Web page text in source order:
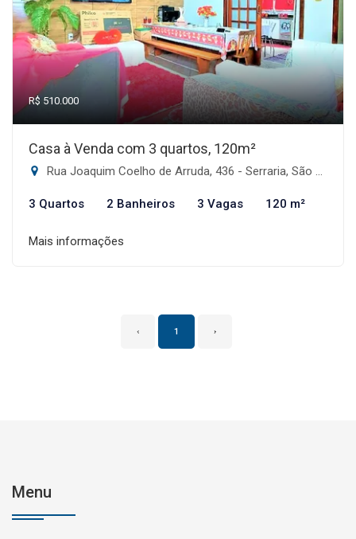
R$ 510.000
Casa à Venda com 3 quartos, 120m²
Rua Joaquim Coelho de Arruda, 436 - Serraria, São José-SC
3 Quartos 2 Banheiros 3 Vagas 120 m²
Mais informações
‹ 1 ›
Menu